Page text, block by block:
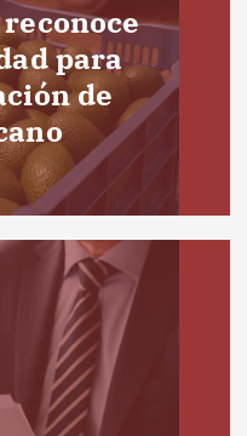
para
de